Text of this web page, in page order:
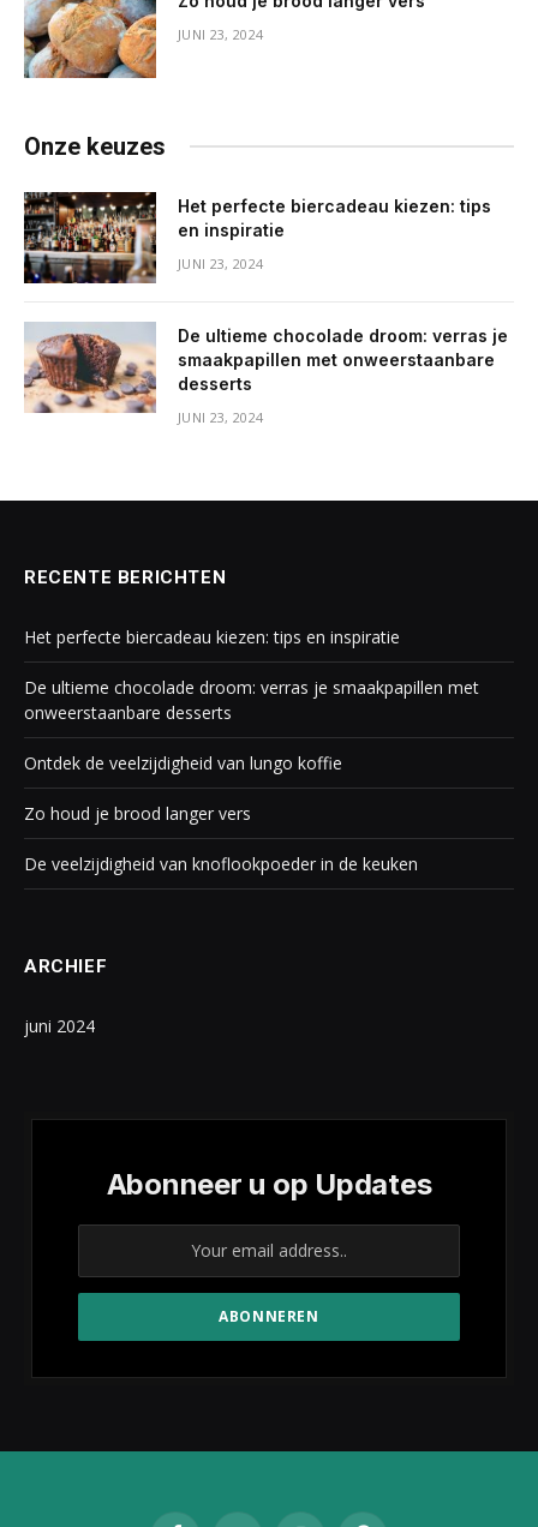
JUNI 23, 2024
Onze keuzes
Het perfecte biercadeau kiezen: tips
en inspiratie
JUNI 23, 2024
De ultieme chocolade droom: verras je
smaakpapillen met onweerstaanbare
desserts
JUNI 23, 2024
RECENTE BERICHTEN
Het perfecte biercadeau kiezen: tips en inspiratie
De ultieme chocolade droom: verras je smaakpapillen met
onweerstaanbare desserts
Ontdek de veelzijdigheid van lungo koffie
Zo houd je brood langer vers
De veelzijdigheid van knoflookpoeder in de keuken
ARCHIEF
juni 2024
Abonneer u op Updates